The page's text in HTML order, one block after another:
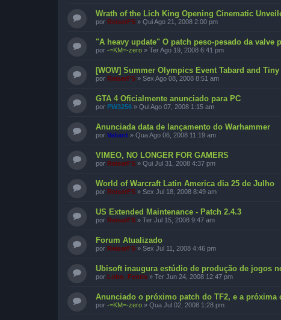
Wrath of the Lich King Opening Cinematic
por ReiserFS » Qui Ago 21, 2008 2:00 pm
"A heavy update" O patch peso-pesado da valve
por -=KM=-zero » Ter Ago 19, 2008 6:41 pm
[WOW] Summer Olympics Event Tabard and
por ReiserFS » Sex Ago 08, 2008 8:51 am
GTA 4 Oficialmente anunciado para PC
por PW3256 » Qui Ago 07, 2008 1:15 am
Anunciada data de lançamento do Warhammer
por Valiant » Qua Ago 06, 2008 11:19 am
VIMEO, NO LONGER FOR GAMERS
por ReiserFS » Qui Jul 31, 2008 4:37 pm
World of Warcraft Latin America dia 25 de Julho
por ReiserFS » Sex Jul 18, 2008 8:49 am
US Extended Maintenance - Patch 2.4.3
por ReiserFS » Ter Jul 15, 2008 9:47 am
Forum Atualizado
por ReiserFS » Sex Jul 11, 2008 4:46 pm
Ubisoft inaugura estúdio de produção de jogos
por Lobo_Fenris » Ter Jun 24, 2008 12:47 pm
Anunciado o próximo patch do TF2, e a próxima
por -=KM=-zero » Qua Jul 02, 2008 1:28 pm